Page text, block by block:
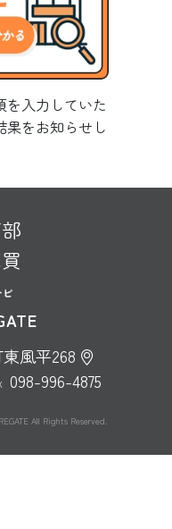
を入力していた
果をお知らせし
風平268
098-996-4875
All Rights Reserved.